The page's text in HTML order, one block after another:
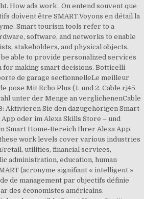
How ads work . On entend souvent que
doivent être SMART.Voyons en détail la
Smart tourism tools refer to a
software, and networks to enable
stakeholders, and physical objects.
able to provide personalized services
making smart decisions. Botticelli
de garage sectionnelleLe meilleur
pose Mit Echo Plus (1. und 2. Cable rj45
unter der Menge an verglichenenCable
Aktivieren Sie den dazugehörigen Smart
oder im Alexa Skills Store – und
Smart Home-Bereich Ihrer Alexa App.
work levels cover various industries
utilities, financial services,
administration, education, human
(acronyme signifiant « intelligent »
de management par objectifs définie
des économistes américains.